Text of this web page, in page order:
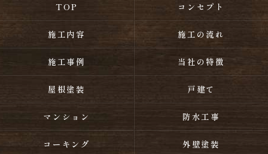
TOP コンセプト
施工内容 施工の流れ
施工事例 当社の特徴
屋根塗装 戸建て
マンション 防水工事
コーキング 外壁塗装